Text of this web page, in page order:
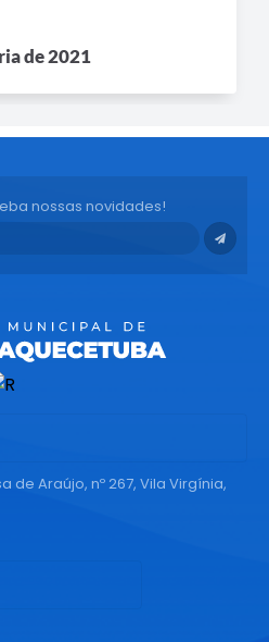
de 2021
de Araújo, nº 267, Vila Virgínia,
nossas novidades!